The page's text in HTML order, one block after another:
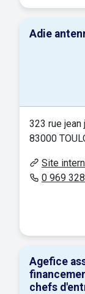
Adie
323 rue jean
83000
Site
0 969
Agefice
chefs